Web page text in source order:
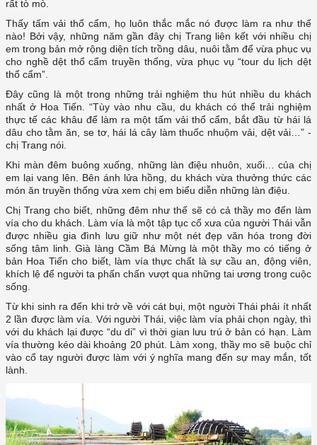
rất tò mò.
Thấy tấm vải thổ cẩm, họ luôn thắc mắc nó được làm ra như thế
nào! Bởi vậy, những năm gần đây chị Trang liên kết với nhiều chị
em trong bản mở rộng diện tích trồng dâu, nuôi tằm để vừa phục vụ
cho nghề dệt thổ cẩm truyền thống, vừa phục vụ “tour du lịch dệt
thổ cẩm”.
Đây cũng là một trong những trải nghiệm thu hút nhiều du khách
nhất ở Hoa Tiến. “Tùy vào nhu cầu, du khách có thể trải nghiệm
thực tế các khâu để làm ra một tấm vải thổ cẩm, bắt đầu từ hái lá
dâu cho tằm ăn, se tơ, hái lá cây làm thuốc nhuộm vải, dệt vải…” -
chị Trang nói.
Khi màn đêm buông xuống, những làn điệu nhuôn, xuối… của chị
em lại vang lên. Bên ánh lửa hồng, du khách vừa thưởng thức các
món ăn truyền thống vừa xem chị em biểu diễn những làn điệu.
Chị Trang cho biết, những đêm như thế sẽ có cả thầy mo đến làm
vía cho du khách. Làm vía là một tập tục cổ xưa của người Thái vẫn
được nhiều gia đình lưu giữ như một nét đẹp văn hóa trong đời
sống tâm linh. Già làng Cầm Bá Mừng là một thầy mo có tiếng ở
bản Hoa Tiến cho biết, làm vía thực chất là sự cầu an, động viên,
khích lệ để người ta phấn chấn vượt qua những tai ương trong cuộc
sống.
Từ khi sinh ra đến khi trở về với cát bụi, một người Thái phải ít nhất
2 lần được làm vía. Với người Thái, việc làm vía phải chọn ngày, thì
với du khách lại được “du di” vì thời gian lưu trú ở bản có hạn. Làm
vía thường kéo dài khoảng 20 phút. Làm xong, thầy mo sẽ buộc chỉ
vào cổ tay người được làm với ý nghĩa mang đến sự may mắn, tốt
lành.